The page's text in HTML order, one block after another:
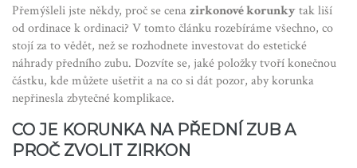
Přemýšleli jste někdy, proč se cenazirkonové korunkytak liší
od ordinace k ordinaci? V tomto článku rozebíráme všechno, co
stojí za to vědět, než se rozhodnete investovat do estetické
náhrady předního zubu. Dozvíte se, jaké položky tvoří konečnou
částku, kde můžete ušetřit a na co si dát pozor, aby korunka
nepřinesla zbytečné komplikace.
CO JE KORUNKA NA PŘEDNÍ ZUB A
PROČ ZVOLIT ZIRKON